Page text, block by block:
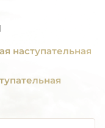
наступательная